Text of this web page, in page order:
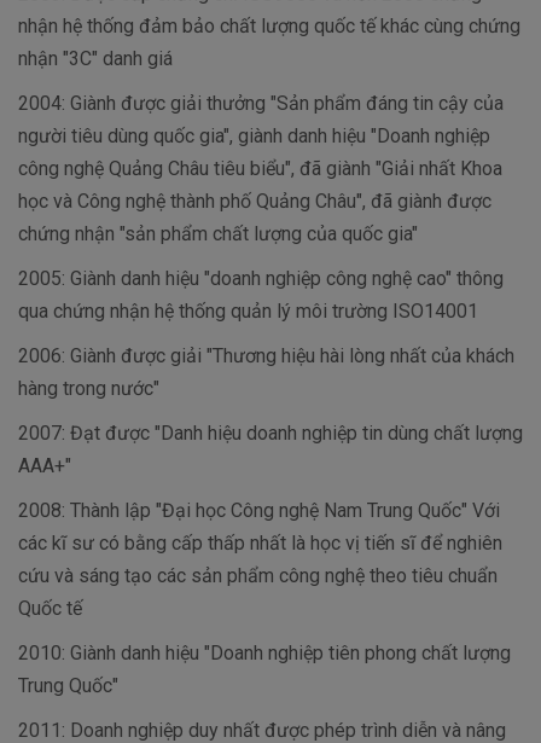
nhận hệ thống đảm bảo chất lượng quốc tế khác cùng chứng
nhận "3C" danh giá
2004: Giành được giải thưởng "Sản phẩm đáng tin cậy của
người tiêu dùng quốc gia", giành danh hiệu "Doanh nghiệp
công nghệ Quảng Châu tiêu biểu", đã giành "Giải nhất Khoa
học và Công nghệ thành phố Quảng Châu", đã giành được
chứng nhận "sản phẩm chất lượng của quốc gia"
2005: Giành danh hiệu "doanh nghiệp công nghệ cao" thông
qua chứng nhận hệ thống quản lý môi trường ISO14001
2006: Giành được giải "Thương hiệu hài lòng nhất của khách
hàng trong nước"
2007: Đạt được "Danh hiệu doanh nghiệp tin dùng chất lượng
AAA+"
2008: Thành lập "Đại học Công nghệ Nam Trung Quốc" Với
các kĩ sư có bằng cấp thấp nhất là học vị tiến sĩ để nghiên
cứu và sáng tạo các sản phẩm công nghệ theo tiêu chuẩn
Quốc tế
2010: Giành danh hiệu "Doanh nghiệp tiên phong chất lượng
Trung Quốc"
2011: Doanh nghiệp duy nhất được phép trình diễn và nâng